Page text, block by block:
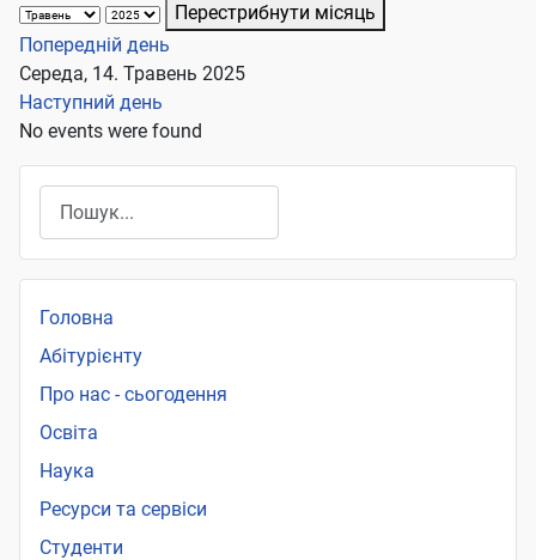
Перестрибнути місяць
Попередній день
Середа, 14. Травень 2025
Наступний день
No events were found
Головна
Абітурієнту
Про нас - сьогодення
Освіта
Наука
Ресурси та сервіси
Студенти